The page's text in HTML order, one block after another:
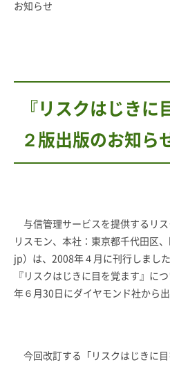
お知らせ
『リスクはじきに
２版出版のお知ら
与信管理サービスを提供するリ
リスモン、本社：東京都千代田区、
jp）は、2008年４月に刊行しまし
『リスクはじきに目を覚ます』に
年６月30日にダイヤモンド社から出
今回改訂する「リスクはじきに